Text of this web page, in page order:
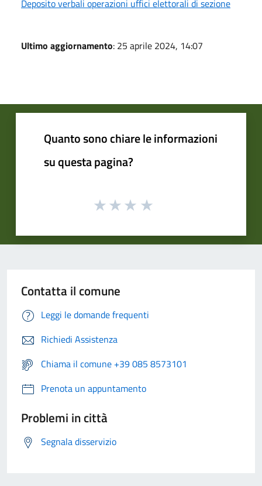
Deposito verbali operazioni uffici elettorali di sezione
Ultimo aggiornamento: 25 aprile 2024, 14:07
Quanto sono chiare le informazioni
su questa pagina?
Contatta il comune
Leggi le domande frequenti
Richiedi Assistenza
Chiama il comune +39 085 8573101
Prenota un appuntamento
Problemi in città
Segnala disservizio